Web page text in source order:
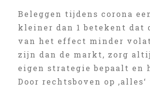
Beleggen tijdens corona
kleiner dan 1 betekent dat
van het effect minder
zijn dan de markt, zorg
eigen strategie bepaalt en
Door rechtsboven op ‚alles‘